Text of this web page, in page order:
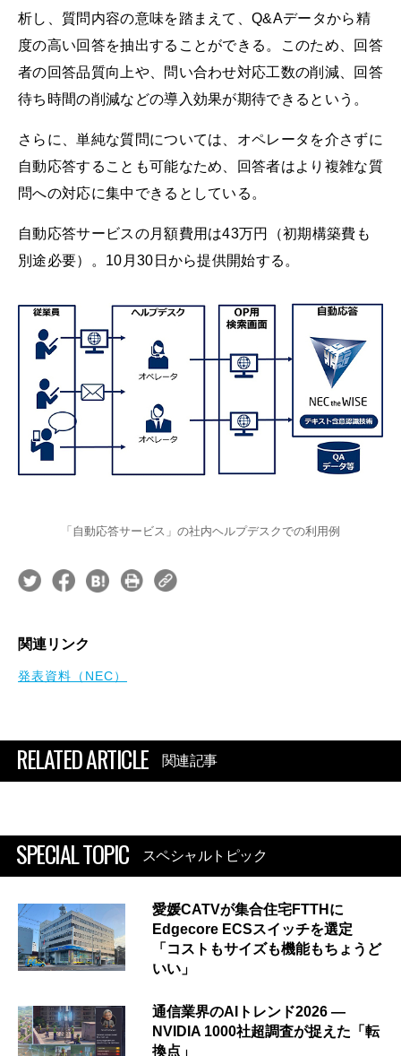
析し、質問内容の意味を踏まえて、Q&Aデータから精
度の高い回答を抽出することができる。このため、回答
者の回答品質向上や、問い合わせ対応工数の削減、回答
待ち時間の削減などの導入効果が期待できるという。
さらに、単純な質問については、オペレータを介さずに
自動応答することも可能なため、回答者はより複雑な質
問への対応に集中できるとしている。
自動応答サービスの月額費用は43万円（初期構築費も
別途必要）。10月30日から提供開始する。
「自動応答サービス」の社内ヘルプデスクでの利用例
関連リンク
発表資料（NEC）
RELATED ARTICLE 関連記事
SPECIAL TOPIC スペシャルトピック
愛媛CATVが集合住宅FTTHに
Edgecore ECSスイッチを選定
「コストもサイズも機能もちょうど
いい」
通信業界のAIトレンド2026 ―
NVIDIA 1000社超調査が捉えた「転
換点」